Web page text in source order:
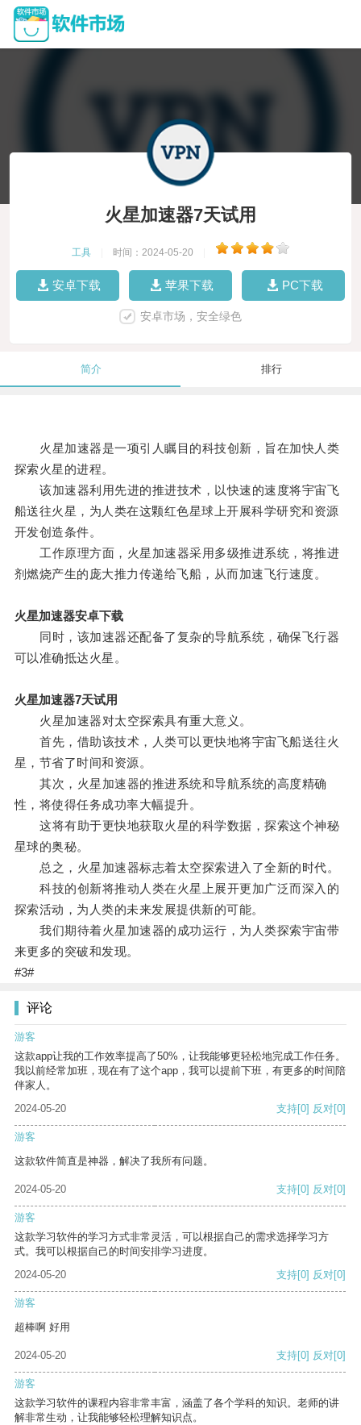
火星加速器7天试用
工具 时间：2024-05-20
安卓下载 苹果下载 PC下载
安卓市场，安全绿色
简介 排行
火星加速器是一项引人瞩目的科技创新，旨在加快人类
探索火星的进程。
该加速器利用先进的推进技术，以快速的速度将宇宙飞
船送往火星，为人类在这颗红色星球上开展科学研究和资源
开发创造条件。
工作原理方面，火星加速器采用多级推进系统，将推进
剂燃烧产生的庞大推力传递给飞船，从而加速飞行速度。
火星加速器安卓下载
同时，该加速器还配备了复杂的导航系统，确保飞行器
可以准确抵达火星。
火星加速器7天试用
火星加速器对太空探索具有重大意义。
首先，借助该技术，人类可以更快地将宇宙飞船送往火
星，节省了时间和资源。
其次，火星加速器的推进系统和导航系统的高度精确
性，将使得任务成功率大幅提升。
这将有助于更快地获取火星的科学数据，探索这个神秘
星球的奥秘。
总之，火星加速器标志着太空探索进入了全新的时代。
科技的创新将推动人类在火星上展开更加广泛而深入的
探索活动，为人类的未来发展提供新的可能。
我们期待着火星加速器的成功运行，为人类探索宇宙带
来更多的突破和发现。
#3#
评论
游客
这款app让我的工作效率提高了50%，让我能够更轻松地完成工作任务。
我以前经常加班，现在有了这个app，我可以提前下班，有更多的时间陪
伴家人。
2024-05-20
支持[0] 反对[0]
游客
这款软件简直是神器，解决了我所有问题。
2024-05-20 支持[0] 反对[0]
游客
这款学习软件的学习方式非常灵活，可以根据自己的需求选择学习方
式。我可以根据自己的时间安排学习进度。
2024-05-20
支持[0] 反对[0]
游客
超棒啊 好用
2024-05-20 支持[0] 反对[0]
游客
这款学习软件的课程内容非常丰富，涵盖了各个学科的知识。老师的讲
解非常生动，让我能够轻松理解知识点。